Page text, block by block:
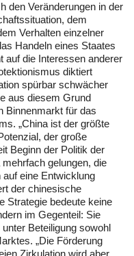
den Veränderungen in der
dem
Verhalten einzelner
Handeln eines Staates
auf die Interessen anderer
diktiert
spürbar schwächer
aus diesem Grund
Binnenmarkt für das
„China ist der größte
der große
Beginn der Politik der
gelungen, die
eine Entwicklung
der chinesische
Strategie bedeute keine
im Gegenteil: Sie
Beteiligung sowohl
„Die Förderung